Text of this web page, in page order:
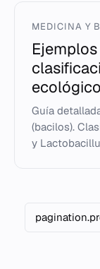
MEDICINA Y
Guía
(bacilos).
y